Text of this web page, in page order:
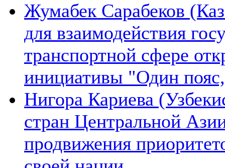
Жумабек Сарабеков
для взаимодействия
транспортной сфере
инициативы "Один
Нигора Кариева
стран Центральной
продвижения